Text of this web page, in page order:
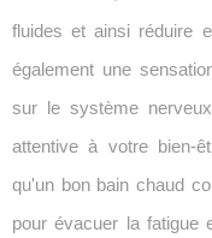
fluides et ainsi réduire
également une
sur le système
attentive à votre bien-
qu'un bon bain chaud
pour évacuer la fatigue